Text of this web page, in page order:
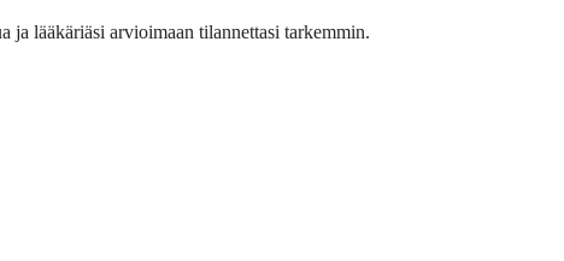
lääkäriäsi arvioimaan tilannettasi tarkemmin.